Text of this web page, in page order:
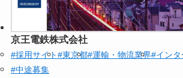
京王電鉄株式会社
#採用サイト#東京都#運輸・物流業界#イン
#中途募集